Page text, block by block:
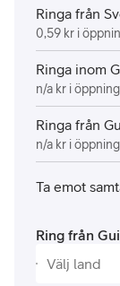
Ringa från
0,59 kr i
Ringa inom
n/a kr i
Ringa från
n/a kr i
Ta emot
Ring från